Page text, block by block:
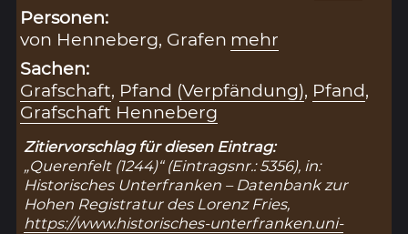
Personen:
von Henneberg, Grafen mehr
Sachen:
Grafschaft, Pfand (Verpfändung), Pfand,
Grafschaft Henneberg
Zitiervorschlag für diesen Eintrag:
„Querenfelt (1244)“ (Eintragsnr.: 5356), in:
Historisches Unterfranken – Datenbank zur
Hohen Registratur des Lorenz Fries,
https://www.historisches-unterfranken.uni-